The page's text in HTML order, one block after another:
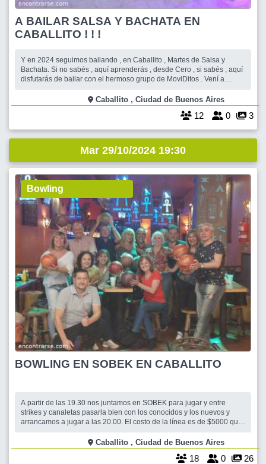
A BAILAR SALSA Y BACHATA EN
CABALLITO ! ! !
Y en 2024 seguimos bailando , en Caballito , Martes de Salsa y
Bachata. Si no sabés , aquí aprenderás , desde Cero , si sabés , aquí
disfutarás de bailar con el hermoso grupo de MoviDitos . Vení a
Martes bailamos Salsa y Bachata , sin dejar de hacer un rato de pa
Caballito , Ciudad de Buenos Aires
12 0 3
Mar 29/10/2024 19:30
Bowling
BOWLING EN SOBEK EN CABALLITO
A partir de las 19.30 nos juntamos en SOBEK para jugar y entre
strikes y canaletas pasarla bien con los conocidos y los nuevos y
arrancamos a jugar a las 20.00. El costo de la línea es de $5000 que
quieran podemos ir a Antonino a recuperar energías después de
tanta quema de calor
Caballito , Ciudad de Buenos Aires
18 0 26